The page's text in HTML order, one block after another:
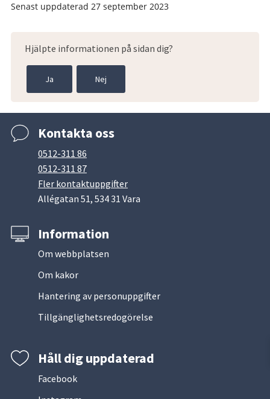
Senast uppdaterad 27 september 2023
Hjälpte informationen på sidan dig?
Ja Nej
Kontakta oss
0512-311 86
0512-311 87
Fler kontaktuppgifter
Allégatan 51, 534 31 Vara
Information
Om webbplatsen
Om kakor
Hantering av personuppgifter
Tillgänglighetsredogörelse
Håll dig uppdaterad
Facebook